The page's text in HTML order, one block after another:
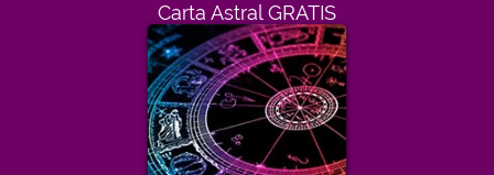
Carta Astral GRATIS